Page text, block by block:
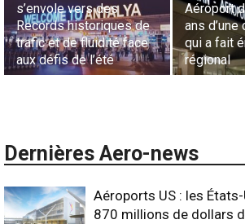
Sécurité des frontières
aériennes en Afrique :
L’appel urgent à
l’harmonisation globale
hub
Dernières Aero-news
Aéroports US : les
870 millions de dollars